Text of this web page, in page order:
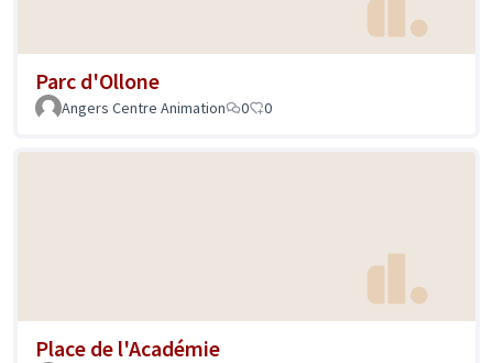
Parc d'Ollone
Angers Centre Animation 0 0
Place de l'Académie